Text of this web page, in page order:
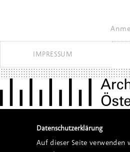
IMPRESSUM
Datenschutzerklärung
Auf dieser Seite verwenden